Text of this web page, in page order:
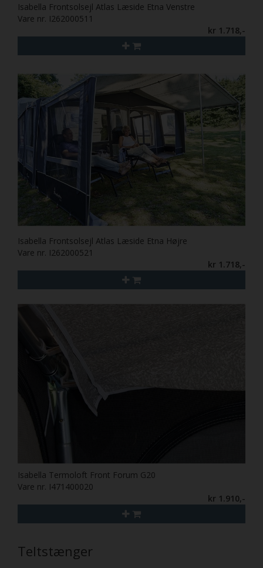
Isabella Frontsolsejl Atlas Læside Etna Venstre
Vare nr. I262000511
kr 1.718,-
Isabella Frontsolsejl Atlas Læside Etna Højre
Vare nr. I262000521
kr 1.718,-
Isabella Termoloft Front Forum G20
Vare nr. I471400020
kr 1.910,-
Teltstænger